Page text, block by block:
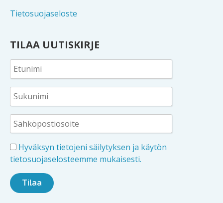
Tietosuojaseloste
TILAA UUTISKIRJE
Hyväksyn tietojeni säilytyksen ja käytön
tietosuojaselosteemme mukaisesti.